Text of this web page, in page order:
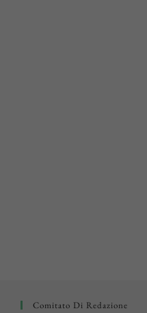
Comitato Di Redazione